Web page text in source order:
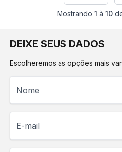
Mostrando 1 à 10
DEIXE SEUS DADOS
Escolheremos as opções mais